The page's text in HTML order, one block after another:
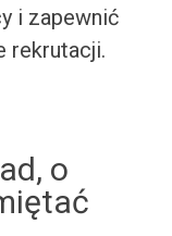
i zapewnić
rekrutacji.
o